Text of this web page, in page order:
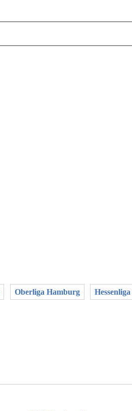
Oberliga Hamburg Hessenliga